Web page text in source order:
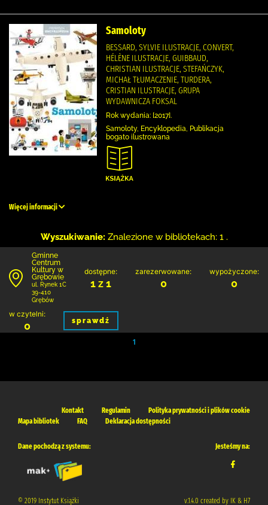
Samoloty
BESSARD, SYLVIE ILUSTRACJE, CONVERT,
HÉLÈNE ILUSTRACJE, GUIBBAUD,
CHRISTIAN ILUSTRACJE, STEFAŃCZYK,
MICHAŁ TŁUMACZENIE, TURDERA,
CRISTIAN ILUSTRACJE, GRUPA
WYDAWNICZA FOKSAL
Rok wydania: [2017].
Samoloty, Encyklopedia, Publikacja
bogato ilustrowana
Więcej informacji
Wyszukiwanie: Znalezione w bibliotekach: 1 .
Gminne
Centrum
Kultury w
Grębowie
ul. Rynek 1C
39-410
Grębów
dostępne:
1 z 1
zarezerwowane:
0
wypożyczone:
0
w czytelni:
0 sprawdź
1
Kontakt Regulamin
Polityka prywatności i plików cookie
Mapa bibliotek
FAQ Deklaracja dostępności
Dane pochodzą z systemu: Jesteśmy na:
© 2019 Instytut Książki v.1.4.0 created by IK & H7